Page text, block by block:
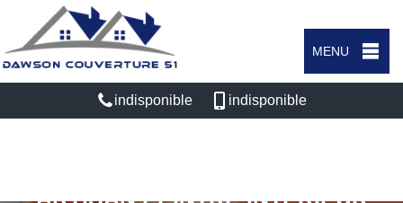
MENU
indisponible indisponible
ARTISAN PEINTRE INTÉRIEUR